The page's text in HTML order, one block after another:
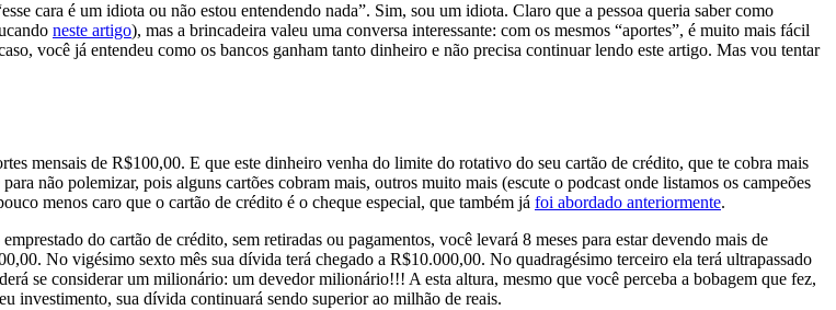
cara é um idiota ou não estou entendendo nada”. Sim, sou um idiota. Claro que a pessoa queria saber como
neste artigo), mas a brincadeira valeu uma conversa interessante: com os mesmos “aportes”, é muito mais fácil
você já entendeu como os bancos ganham tanto dinheiro e não precisa continuar lendo este artigo. Mas vou tentar
mensais de R$100,00. E que este dinheiro venha do limite do rotativo do seu cartão de crédito, que te cobra mais
não polemizar, pois alguns cartões cobram mais, outros muito mais (escute o podcast onde listamos os campeões
menos caro que o cartão de crédito é o cheque especial, que também já foi abordado anteriormente.
do cartão de crédito, sem retiradas ou pagamentos, você levará 8 meses para estar devendo mais de
No vigésimo sexto mês sua dívida terá chegado a R$10.000,00. No quadragésimo terceiro ela terá ultrapassado
se considerar um milionário: um devedor milionário!!! A esta altura, mesmo que você perceba a bobagem que fez,
investimento, sua dívida continuará sendo superior ao milhão de reais.